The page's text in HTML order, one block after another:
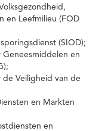
en Leefmilieu (FOD
(SIOD);
Geneesmiddelen en
de Veiligheid van de
en Markten
en